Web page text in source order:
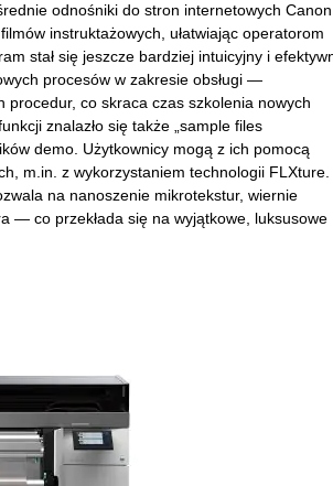
odnośniki do stron internetowych Canon
instruktażowych, ułatwiając operatorom
stał się jeszcze bardziej intuicyjny i
procesów w zakresie obsługi —
co skraca czas szkolenia nowych
znalazło się także „sample files
demo. Użytkownicy mogą z ich pomocą
m.in. z wykorzystaniem technologii FLXture.
na nanoszenie mikrotekstur, wiernie
— co przekłada się na wyjątkowe, luksusowe